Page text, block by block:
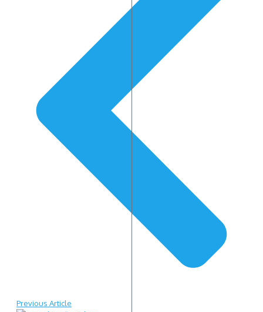
Previous Article